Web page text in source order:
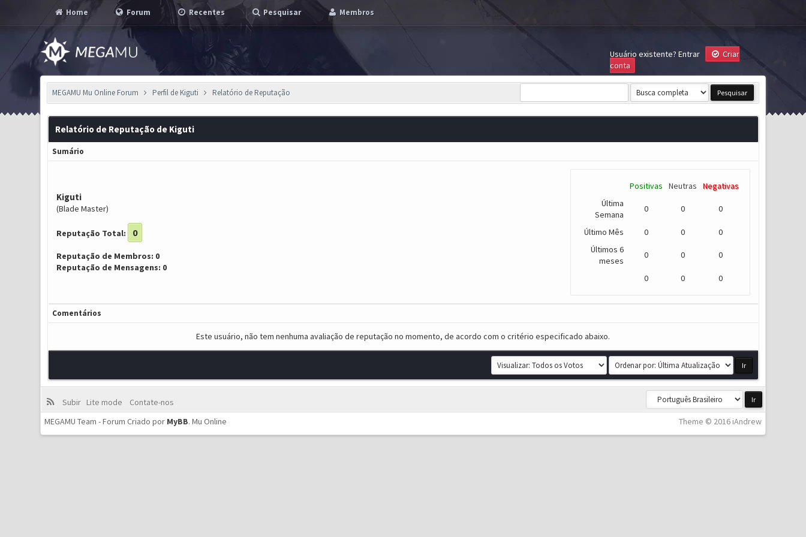
Home Forum Recentes Pesquisar Membros
Usuário existente? Entrar
Criar
conta
MEGAMU Mu Online Forum Perfil de Kiguti Relatório de Reputação
Relatório de Reputação de Kiguti
Sumário
Kiguti
(Blade Master)
Reputação Total: 0
Reputação de Membros: 0
Reputação de Mensagens: 0
Positivas Neutras
Negativas
Última
Semana
0 0 0
Último Mês 0 0
0
Últimos 6
meses
0 0 0
0 0 0
Comentários
Este usuário, não tem nenhuma avaliação de reputação no momento, de acordo com o critério especificado abaixo.
Subir Lite mode
Contate-nos
Theme © 2016 iAndrew
MEGAMU Team - Forum Criado por MyBB.Mu Online